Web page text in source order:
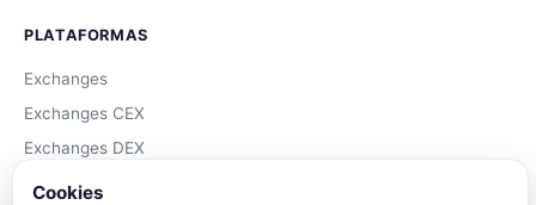
PLATAFORMAS
Exchanges
Exchanges CEX
Exchanges DEX
Comparar Comisiones
Cookies